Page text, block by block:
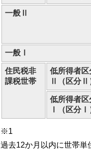
一般Ⅱ
一般Ⅰ
住民税非
課税世帯
低所得者区
Ⅱ（区分Ⅱ
低所得者区
Ⅰ（区分Ⅰ
※1
過去12か月以内に世帯単